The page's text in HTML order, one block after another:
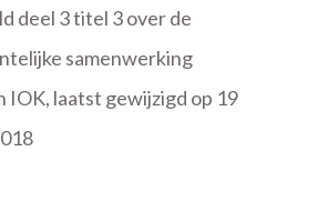
deel 3 titel 3 over de
samenwerking
IOK, laatst gewijzigd op 19